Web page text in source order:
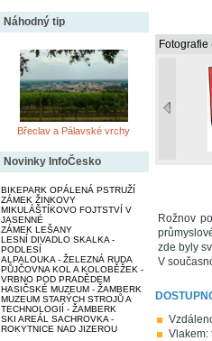
Náhodný tip
Břeclav a Pálavské vrchy
Novinky InfoČesko
BIKEPARK OPÁLENÁ PSTRUŽÍ
ZÁMEK ŽINKOVY
MIKULÁŠTÍKOVO FOJTSTVÍ V
JASENNÉ
ZÁMEK LEŠANY
LESNÍ DIVADLO SKALKA -
PODLESÍ
ALPALOUKA - ŽELEZNÁ RUDA
PŮJČOVNA KOL A KOLOBĚŽEK -
VRBNO POD PRADĚDEM
HASIČSKÉ MUZEUM - ŽAMBERK
MUZEUM STARÝCH STROJŮ A
TECHNOLOGIÍ - ŽAMBERK
SKI AREÁL SACHROVKA -
ROKYTNICE NAD JIZEROU
Fotografie
Rožnov
zde byly
V
Vlakem: